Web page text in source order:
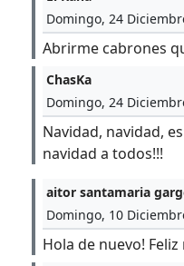
Domingo, 24
Abrirme cabrones
ChasKa
Domingo, 24
Navidad, navidad,
navidad a todos!!!
aitor santamaria
Domingo, 10
Hola de nuevo! Feliz